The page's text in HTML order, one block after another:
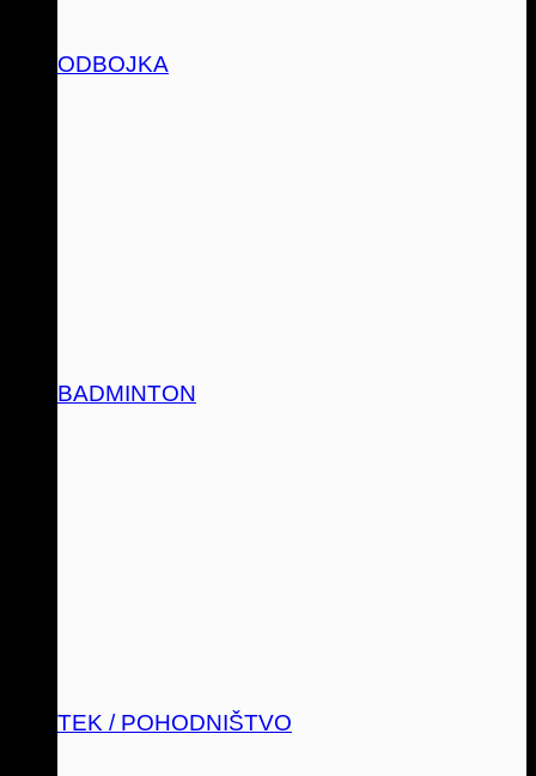
ODBOJKA
BADMINTON
TEK / POHODNIŠTVO